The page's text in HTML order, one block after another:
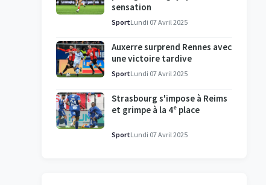
sensation
SportLundi 07 Avril 2025
Auxerre surprend Rennes avec
une victoire tardive
SportLundi 07 Avril 2025
Strasbourg s'impose à Reims
et grimpe à la 4ᵉ place
SportLundi 07 Avril 2025